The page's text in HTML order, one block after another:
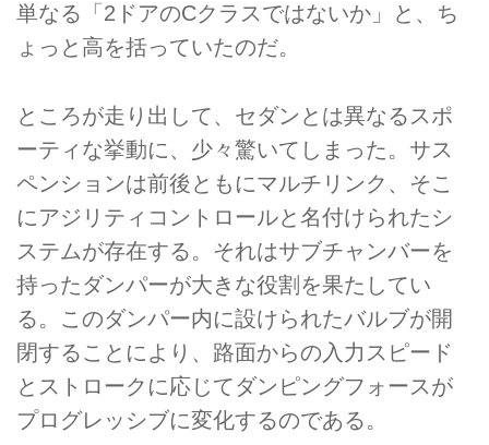
単なる「2ドアのCクラスではないか」と、ち
ょっと高を括っていたのだ。
ところが走り出して、セダンとは異なるスポ
ーティな挙動に、少々驚いてしまった。サス
ペンションは前後ともにマルチリンク、そこ
にアジリティコントロールと名付けられたシ
ステムが存在する。それはサブチャンバーを
持ったダンパーが大きな役割を果たしてい
る。このダンパー内に設けられたバルブが開
閉することにより、路面からの入力スピード
とストロークに応じてダンピングフォースが
プログレッシブに変化するのである。